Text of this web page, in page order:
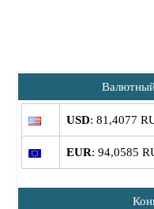
USD: 81,4077
EUR: 94,0585